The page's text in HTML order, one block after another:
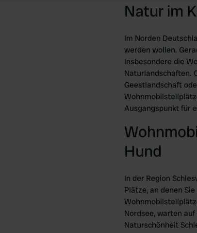
Natur im
Im Norden
werden wollen.
Insbesondere die
Naturlandschaften.
Geestlandschaft
Ausgangspunkt für
Hund
In der Region
Plätze, an denen
Nordsee, warten
Naturschönheit